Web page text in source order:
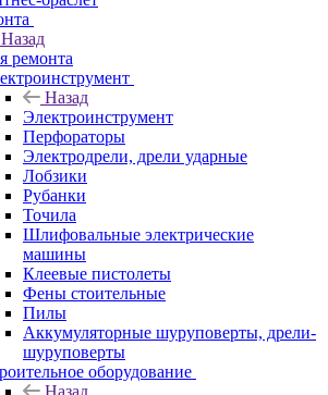
Назад
ремонта
Назад
Электроинструмент
Перфораторы
Электродрели, дрели ударные
Лобзики
Рубанки
Точила
Шлифовальные электрические
машины
Клеевые пистолеты
Фены стоительные
Пилы
Аккумуляторные шуруповерты, дрели-
шуруповерты
оборудование
Назад